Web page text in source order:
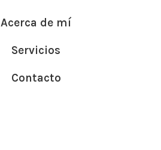
Acerca de mí
Servicios
Contacto